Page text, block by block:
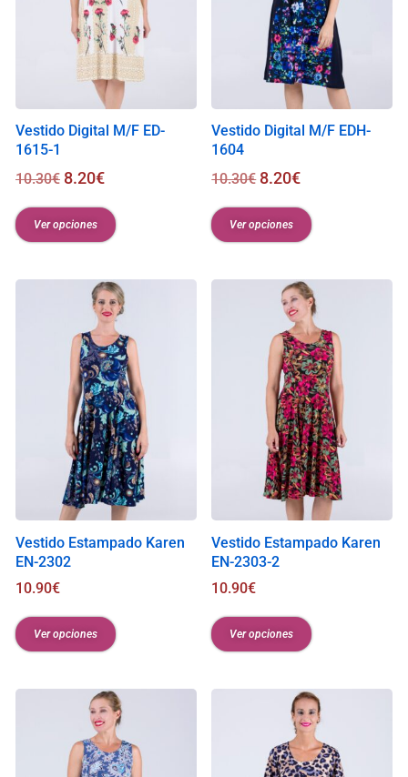
Vestido Digital M/F ED-
1615-1
10.30€ 8.20€
Ver opciones
Vestido Digital M/F EDH-
1604
10.30€ 8.20€
Ver opciones
Vestido Estampado Karen
EN-2302
10.90€
Ver opciones
Vestido Estampado Karen
EN-2303-2
10.90€
Ver opciones